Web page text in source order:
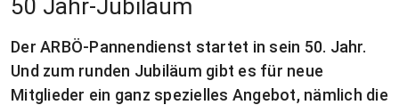
50 Jahr-Jubiläum
Der ARBÖ-Pannendienst startet in sein 50. Jahr.
Und zum runden Jubiläum gibt es für neue
Mitglieder ein ganz spezielles Angebot, nämlich die